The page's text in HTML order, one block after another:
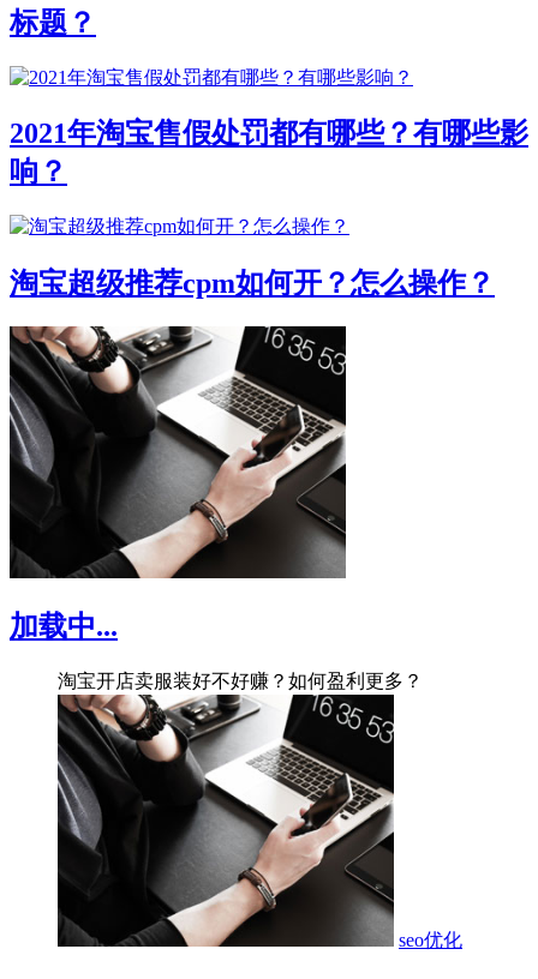
标题？
2021年淘宝售假处罚都有哪些？有哪些影
响？
淘宝超级推荐cpm如何开？怎么操作？
加载中...
淘宝开店卖服装好不好赚？如何盈利更多？
seo优化